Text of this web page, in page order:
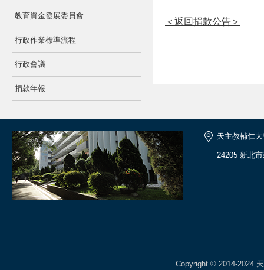
教育資金發展委員會
行政作業標準流程
行政會議
捐款年報
＜返回捐款公告＞
天主教輔仁
24205 新北
Copyright © 2014-2024